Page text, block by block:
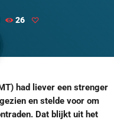
26
had liever een strenger
en stelde voor om
Dat blijkt uit het